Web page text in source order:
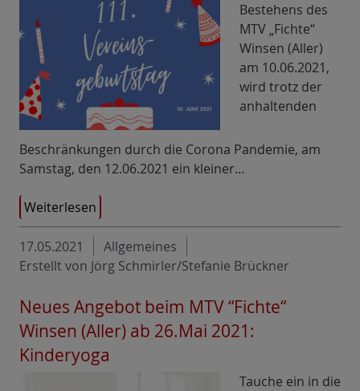
Bestehens des
MTV „Fichte“
Winsen (Aller)
am 10.06.2021,
wird trotz der
anhaltenden
Beschränkungen durch die Corona Pandemie, am
Samstag, den 12.06.2021 ein kleiner…
Weiterlesen
17.05.2021
Allgemeines
Erstellt von Jörg Schmirler/Stefanie Brückner
Neues Angebot beim MTV “Fichte“
Winsen (Aller) ab 26.Mai 2021:
Kinderyoga
Tauche ein in die